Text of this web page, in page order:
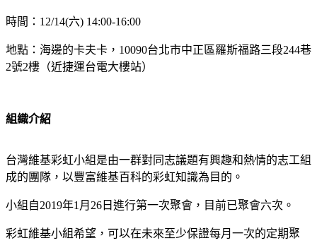
時間：12/14(六) 14:00-16:00
地點：海邊的卡夫卡，10090台北市中正區羅斯福路三段244巷
2號2樓（近捷運台電大樓站）
組織介紹
台灣維基彩虹小組是由一群對同志議題有興趣和熱情的志工組
成的團隊，以豐富維基百科的彩虹知識為目的。
小組自2019年1月26日進行第一次聚會，目前已聚會六次。
彩虹維基小組希望，可以在未來至少保證每月一次的定期聚